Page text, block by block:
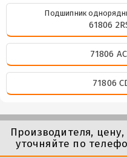
Подшипник
61806
71806
71806
Производителя,
уточняйте по